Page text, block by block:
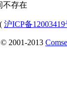
不存在
( 沪ICP备
© 2001-2013